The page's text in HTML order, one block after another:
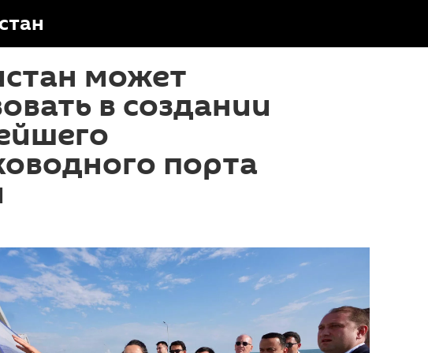
может
в создании
порта